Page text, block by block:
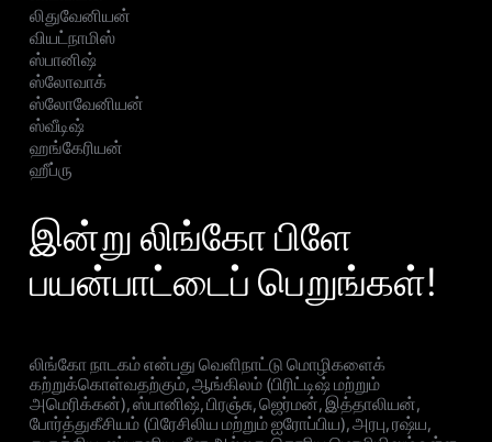
லிதுவேனியன்
வியட்நாமிஸ்
ஸ்பானிஷ்
ஸ்லோவாக்
ஸ்லோவேனியன்
ஸ்வீடிஷ்
ஹங்கேரியன்
ஹீப்ரு
இன்று லிங்கோ பிளே
பயன்பாட்டைப் பெறுங்கள்!
லிங்கோ நாடகம் என்பது வெளிநாட்டு மொழிகளைக்
கற்றுக்கொள்வதற்கும், ஆங்கிலம் (பிரிட்டிஷ் மற்றும்
அமெரிக்கன்), ஸ்பானிஷ், பிரஞ்சு, ஜெர்மன், இத்தாலியன்,
போர்த்துகீசியம் (பிரேசிலிய மற்றும் ஐரோப்பிய), அரபு, ரஷ்ய,